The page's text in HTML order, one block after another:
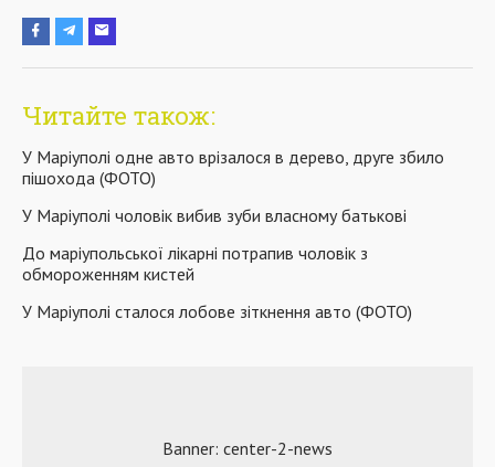
Читайте також:
У Маріуполі одне авто врізалося в дерево, друге збило
пішохода (ФОТО)
У Маріуполі чоловік вибив зуби власному батькові
До маріупольської лікарні потрапив чоловік з
обмороженням кистей
У Маріуполі сталося лобове зіткнення авто (ФОТО)